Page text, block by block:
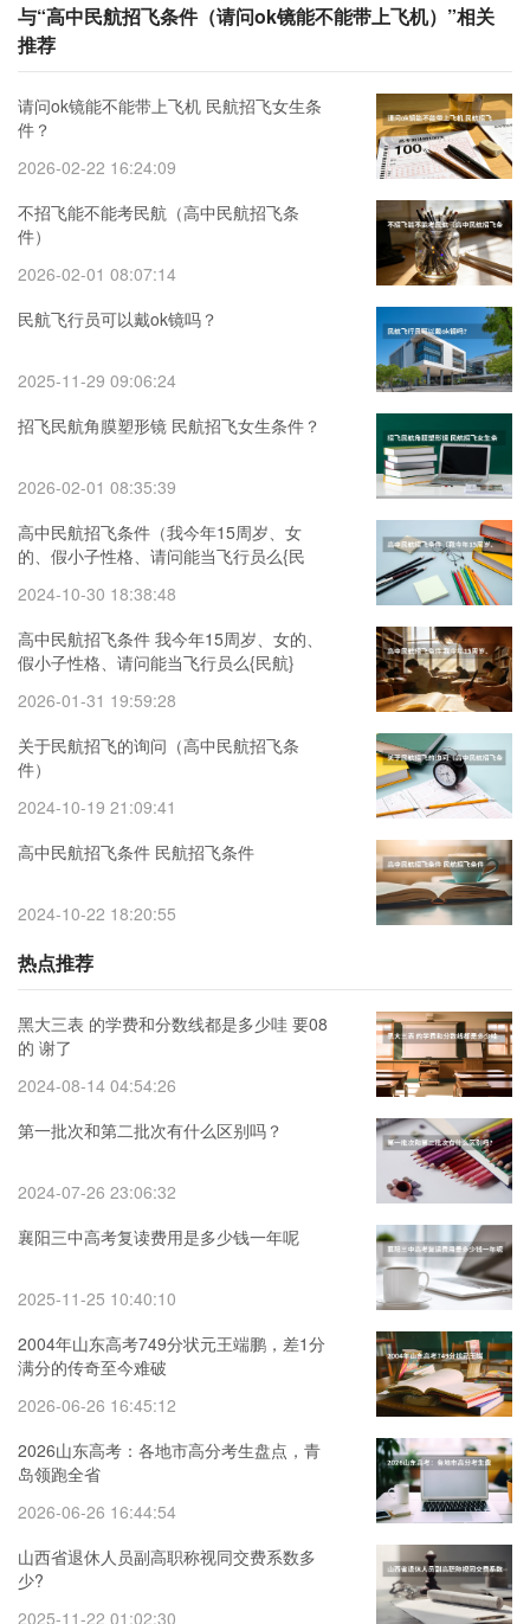
与“高中民航招飞条件（请问ok镜能不能带上飞机）”相关
推荐
请问ok镜能不能带上飞机 民航招飞女生条
件？
2026-02-22 16:24:09
不招飞能不能考民航（高中民航招飞条
件）
2026-02-01 08:07:14
民航飞行员可以戴ok镜吗？
2025-11-29 09:06:24
招飞民航角膜塑形镜 民航招飞女生条件？
2026-02-01 08:35:39
高中民航招飞条件（我今年15周岁、女
的、假小子性格、请问能当飞行员么{民
2024-10-30 18:38:48
高中民航招飞条件 我今年15周岁、女的、
假小子性格、请问能当飞行员么{民航}
2026-01-31 19:59:28
关于民航招飞的询问（高中民航招飞条
件）
2024-10-19 21:09:41
高中民航招飞条件 民航招飞条件
2024-10-22 18:20:55
热点推荐
黑大三表 的学费和分数线都是多少哇 要08
的 谢了
2024-08-14 04:54:26
第一批次和第二批次有什么区别吗？
2024-07-26 23:06:32
襄阳三中高考复读费用是多少钱一年呢
2025-11-25 10:40:10
2004年山东高考749分状元王端鹏，差1分
满分的传奇至今难破
2026-06-26 16:45:12
2026山东高考：各地市高分考生盘点，青
岛领跑全省
2026-06-26 16:44:54
山西省退休人员副高职称视同交费系数多
少?
2025-11-22 01:02:30